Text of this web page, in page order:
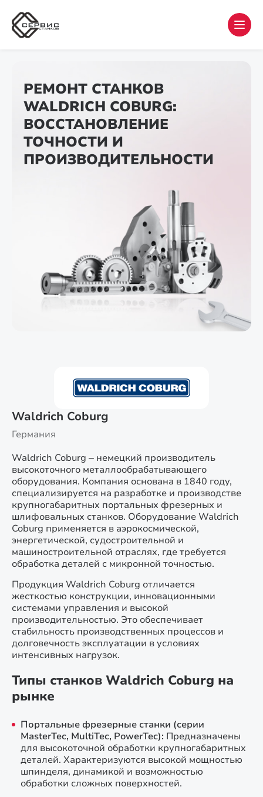
РЕМОНТ СТАНКОВ
WALDRICH COBURG:
ВОССТАНОВЛЕНИЕ
ТОЧНОСТИ И
ПРОИЗВОДИТЕЛЬНОСТИ
Waldrich Coburg
Германия
Waldrich Coburg – немецкий производитель
высокоточного металлообрабатывающего
оборудования. Компания основана в 1840 году,
специализируется на разработке и производстве
крупногабаритных портальных фрезерных и
шлифовальных станков. Оборудование Waldrich
Coburg применяется в аэрокосмической,
энергетической, судостроительной и
машиностроительной отраслях, где требуется
обработка деталей с микронной точностью.
Продукция Waldrich Coburg отличается
жесткостью конструкции, инновационными
системами управления и высокой
производительностью. Это обеспечивает
стабильность производственных процессов и
долговечность эксплуатации в условиях
интенсивных нагрузок.
Типы станков Waldrich Coburg на
рынке
Портальные фрезерные станки (серии
MasterTec, MultiTec, PowerTec): Предназначены
для высокоточной обработки крупногабаритных
деталей. Характеризуются высокой мощностью
шпинделя, динамикой и возможностью
обработки сложных поверхностей.